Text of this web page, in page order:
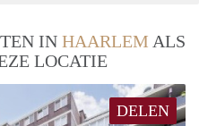
IN HAARLEM ALS
LOCATIE
DELEN